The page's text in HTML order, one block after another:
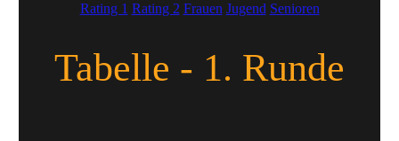
Rating 1 Rating 2 Frauen Jugend Senioren
Tabelle - 1. Runde